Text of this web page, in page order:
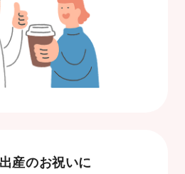
産のお祝いに